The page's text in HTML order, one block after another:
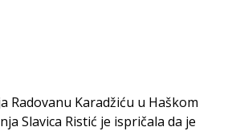
Radovanu Karadžiću u Haškom
Slavica Ristić je ispričala da je